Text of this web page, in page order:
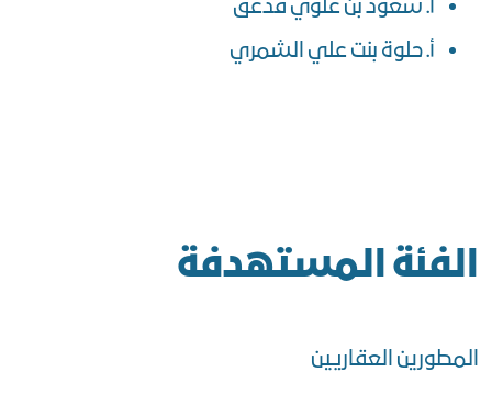
أ. سعود بن علوي فدعق
أ. حلوة بنت علي الشمري
الفئة المستهدفة
المطورين العقاريين